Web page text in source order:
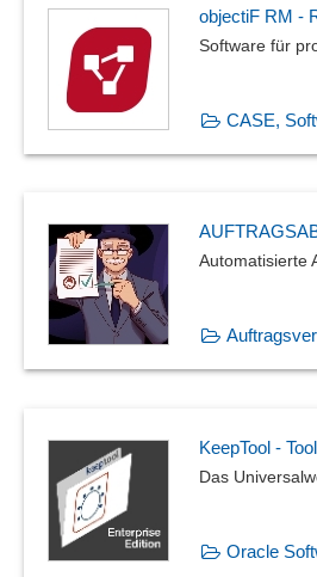
objectiF RM -
Software für
CASE,
Automatisierte
KeepTool -
Das
Oracle